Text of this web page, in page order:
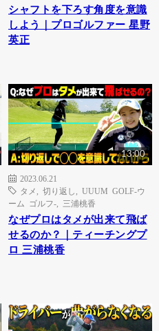
シャフトを下ろす角度を意識
しよう｜プロゴルファー 星野
英正
13:00
2023.06.21
タメ
切り返し
UUUM GOLF-ウ
ーム ゴルフ-
三浦桃香
なぜプロはタメが出来て飛ば
せるのか？｜ティーチングプ
ロ 三浦桃香